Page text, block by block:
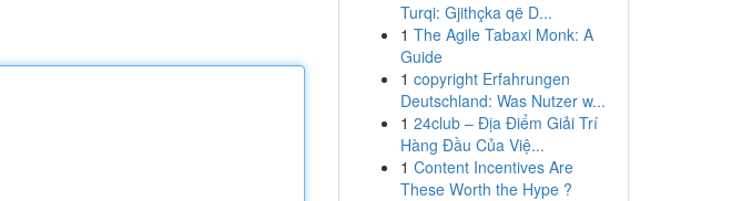
Turqi: Gjithçka që D...
1 The Agile Tabaxi Monk: A
Guide
1 copyright Erfahrungen
Deutschland: Was Nutzer w...
1 24club – Địa Điểm Giải Trí
Hàng Đầu Của Việ...
1 Content Incentives Are
These Worth the Hype ?